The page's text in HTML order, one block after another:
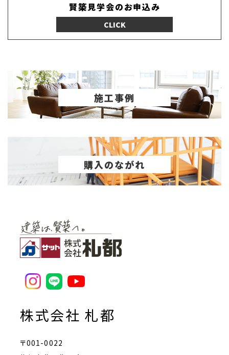
賢築見学会のお申込み
CLICK
施工事例
購入のながれ
株式会社 札都
〒001-0022